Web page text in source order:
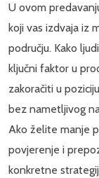
U ovom
koji vas izdvaja iz
području. Kako
ključni faktor u
zakoračiti u
bez nametljivog
Ako želite manje
povjerenje i
konkretne